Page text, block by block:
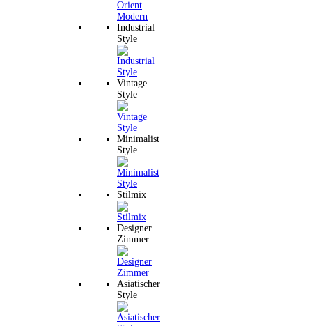
Industrial
Style
Vintage
Style
Minimalist
Style
Stilmix
Designer
Zimmer
Asiatischer
Style